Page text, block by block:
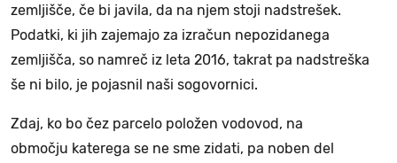
zemljišče, če bi javila, da na njem stoji nadstrešek.
Podatki, ki jih zajemajo za izračun nepozidanega
zemljišča, so namreč iz leta 2016, takrat pa nadstreška
še ni bilo, je pojasnil naši sogovornici.
Zdaj, ko bo čez parcelo položen vodovod, na
območju katerega se ne sme zidati, pa noben del